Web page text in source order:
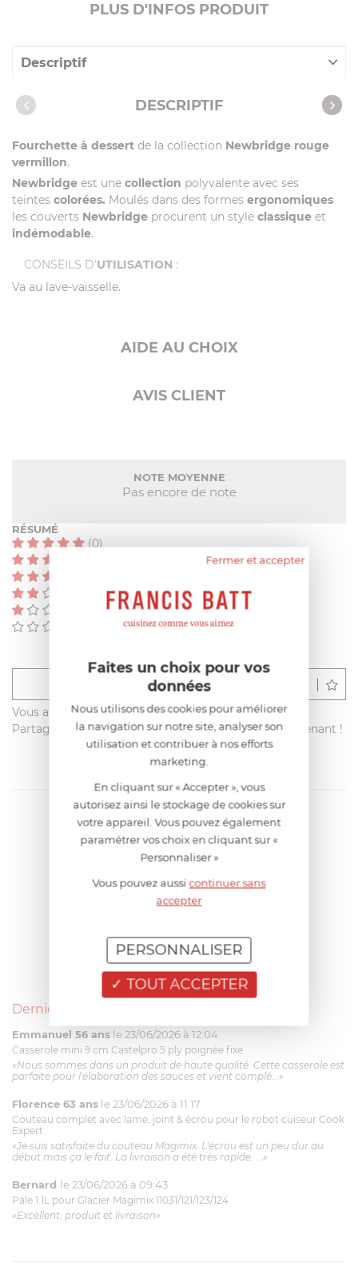
PLUS D'INFOS PRODUIT
Descriptif
Caractéristiques DESCRIPTIF
Fourchette à dessert de la collection Newbridge rouge
vermillon.
Newbridge est une collection polyvalente avec ses
teintes colorées. Moulés dans des formes ergonomiques
les couverts Newbridge procurent un style classique et
indémodable.
CONSEILS D'UTILISATION :
Va au lave-vaisselle.
AIDE AU CHOIX
AVIS CLIENT
NOTE MOYENNE
Pas encore de note
RÉSUMÉ
(0)
Déposer un avis
Vous avez acheté ce produit sur francisbatt.com ?
Partagez votre avis avec les autres clients dès maintenant !
Derniers avis produits
Emmanuel 56 ans le 23/06/2026 à 12:04
Casserole mini 9 cm Castelpro 5 ply poignée fixe
«Nous sommes dans un produit de haute qualité. Cette casserole est
parfaite pour l'élaboration des sauces et vient complé...»
Florence 63 ans le 23/06/2026 à 11:17
Couteau complet avec lame, joint & écrou pour le robot cuiseur Cook
Expert
«Je suis satisfaite du couteau Magimix. L'écrou est un peu dur au
début mais ça le fait. La livraison a été très rapide. ...»
Bernard le 23/06/2026 à 09:43
Pale 1.1L pour Glacier Magimix 11031/121/123/124
«Excellent: produit et livraison»
Fermer et accepter
Faites un choix pour vos
données
Nous utilisons des cookies pour améliorer
la navigation sur notre site, analyser son
utilisation et contribuer à nos efforts
marketing.
En cliquant sur « Accepter », vous
autorisez ainsi le stockage de cookies sur
votre appareil. Vous pouvez également
paramétrer vos choix en cliquant sur «
Personnaliser »
Vous pouvez aussicontinuer sans
accepter
TOUT ACCEPTER
PERSONNALISER